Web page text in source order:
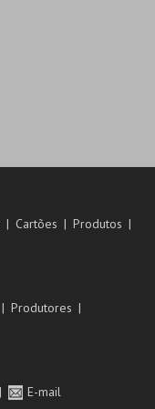
Cartões
Produtos
Produtores
E-mail